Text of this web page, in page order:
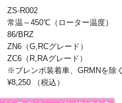
ZS-R002
常温～450℃（ローター温度）
86/BRZ
ZN6（G,RCグレード）
ZC6（R,RAグレード）
※ブレンボ装着車、GRMNを除く
¥8,250 （税込）